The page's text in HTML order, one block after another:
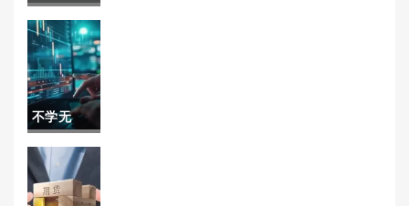
者提供全
面和准确
的信息)
辟！棉花
2205期货
(市场分析
与展望)
不学无
识！国际
期货直播